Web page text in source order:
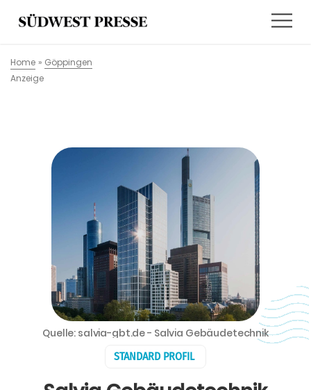
Home » Göppingen
Anzeige
STANDARD PROFIL
Quelle: salvia-gbt.de - Salvia Gebäudetechnik